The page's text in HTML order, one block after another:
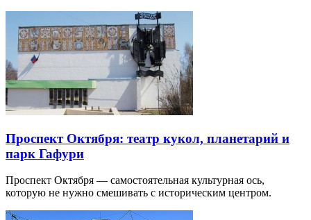
Проспект Октября: театр кукол, планетарий и
парк Гафури
Проспект Октября — самостоятельная культурная ось,
которую не нужно смешивать с историческим центром.